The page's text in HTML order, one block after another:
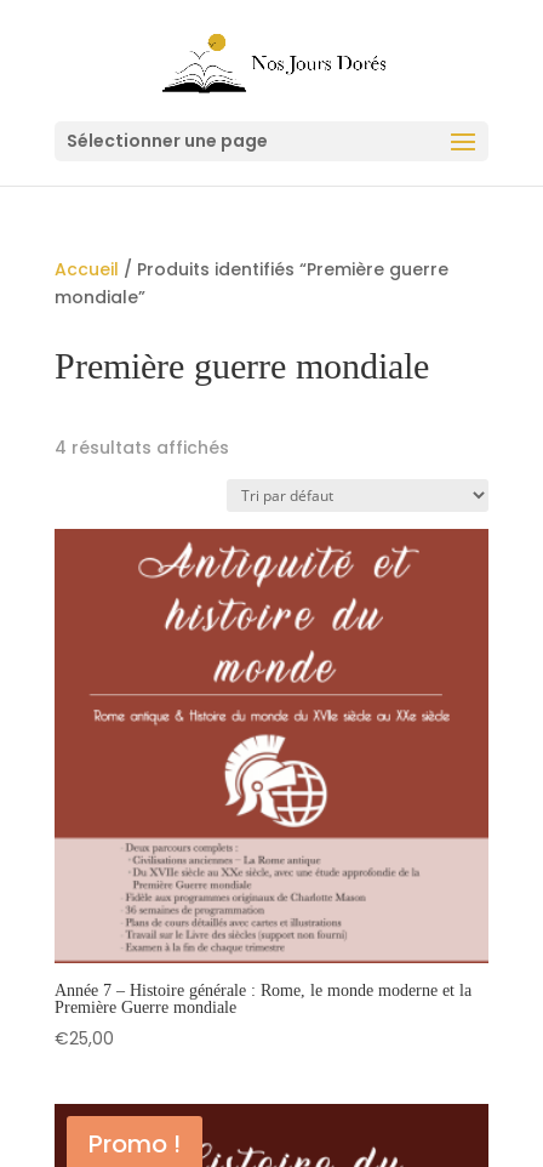
Sélectionner une page
Accueil / Produits identifiés “Première guerre
mondiale”
Première guerre mondiale
4 résultats affichés
Année 7 – Histoire générale : Rome, le monde moderne et la
Première Guerre mondiale
€25,00
Promo !